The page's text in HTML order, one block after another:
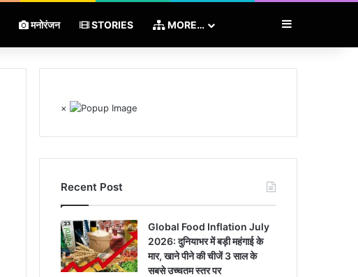
मनोरंजन STORIES MORE… Sidebar
×
Recent Post
Global Food Inflation July
2026: दुनियाभर में बड़ी महंगाई के
मार, खाने पीने की चीजें 3 साल के
सबसे उच्चतम स्तर पर